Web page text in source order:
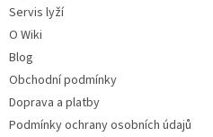
Servis lyží
O Wiki
Blog
Obchodní podmínky
Doprava a platby
Podmínky ochrany osobních údajů